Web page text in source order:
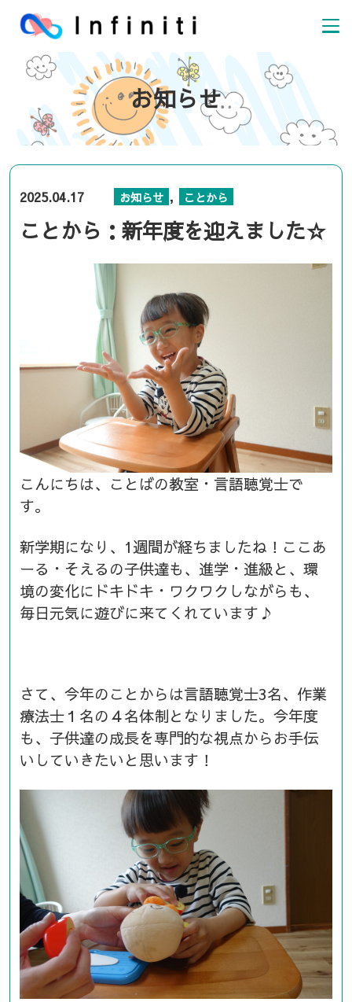
お知らせ
2025.04.17 お知らせ , ことから
ことから：新年度を迎えました☆
こんにちは、ことばの教室・言語聴覚士で
す。
新学期になり、1週間が経ちましたね！ここあ
ーる・そえるの子供達も、進学・進級と、環
境の変化にドキドキ・ワクワクしながらも、
毎日元気に遊びに来てくれています♪
さて、今年のことからは言語聴覚士3名、作業
療法士１名の４名体制となりました。今年度
も、子供達の成長を専門的な視点からお手伝
いしていきたいと思います！